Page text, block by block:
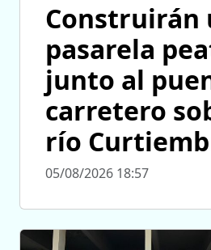
Construirán
pasarela
junto al
carretero
río
05/08/2026 18:57